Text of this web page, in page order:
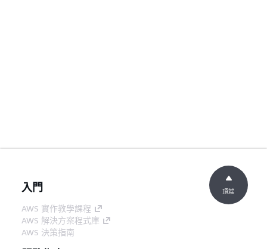
入門
AWS 實作教學課程
AWS 解決方案程式庫
AWS 決策指南
頂端